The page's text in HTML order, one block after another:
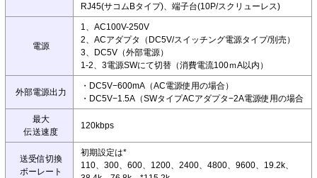
RJ45(サコムBタイプ)、端子台(10P/スクリューレス)
電源
1、AC100V-250V
2、ACアダプタ（DC5V/スイッチング電源タイプ/別売）
3、DC5V（外部電源）
1-2、3電源SWにて切替（消費電流100ｍA以内）
外部電源出力
・DC5V−600mA（AC電源使用の場合）
・DC5V−1.5A（SWタイプACアダプタ−2A電源使用の場合
最大
伝送速度
120kbps
送受信切換
ボーレート
初期設定は*
110、300、600、1200、2400、4800、9600、19.2k、